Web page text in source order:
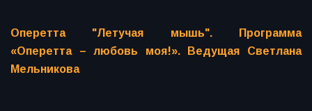
Оперетта "Летучая мышь". Программа
«Оперетта – любовь моя!». Ведущая Светлана
Мельникова